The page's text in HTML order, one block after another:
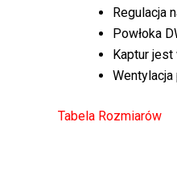
Regulacja
Powłoka
Kaptur
Tabela Rozmiarów